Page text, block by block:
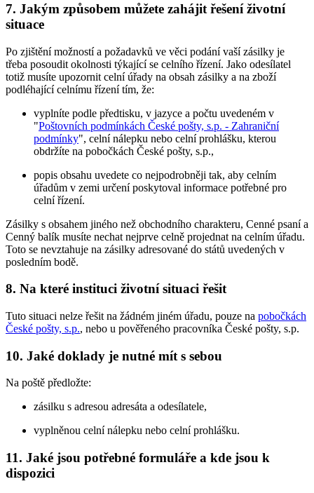
7. Jakým způsobem můžete zahájit řešení životní
situace
Po zjištění možností a požadavků ve věci podání vaší zásilky je
třeba posoudit okolnosti týkající se celního řízení. Jako odesílatel
totiž musíte upozornit celní úřady na obsah zásilky a na zboží
podléhající celnímu řízení tím, že:
vyplníte podle předtisku, v jazyce a počtu uvedeném v
"Poštovních podmínkách České pošty, s.p. - Zahraniční
podmínky", celní nálepku nebo celní prohlášku, kterou
obdržíte na pobočkách České pošty, s.p.,
popis obsahu uvedete co nejpodrobněji tak, aby celním
úřadům v zemi určení poskytoval informace potřebné pro
celní řízení.
Zásilky s obsahem jiného než obchodního charakteru, Cenné psaní a
Cenný balík musíte nechat nejprve celně projednat na celním úřadu.
Toto se nevztahuje na zásilky adresované do států uvedených v
posledním bodě.
8. Na které instituci životní situaci řešit
Tuto situaci nelze řešit na žádném jiném úřadu, pouze na pobočkách
České pošty, s.p., nebo u pověřeného pracovníka České pošty, s.p.
10. Jaké doklady je nutné mít s sebou
Na poště předložte:
zásilku s adresou adresáta a odesílatele,
vyplněnou celní nálepku nebo celní prohlášku.
11. Jaké jsou potřebné formuláře a kde jsou k
dispozici